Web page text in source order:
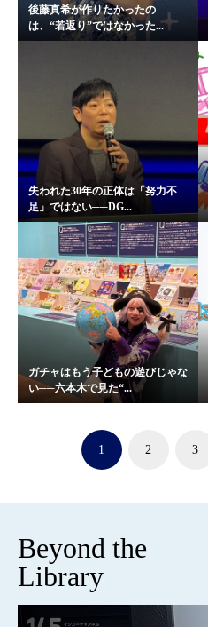
後藤真希が作りたかったの
は、“若返り”ではなかった...
失われた30年の正体は「努力不
足」ではない──DG...
ガチャはもう子どもの遊びじゃな
い──六本木で見た“...
1 2 3
Beyond the
Library